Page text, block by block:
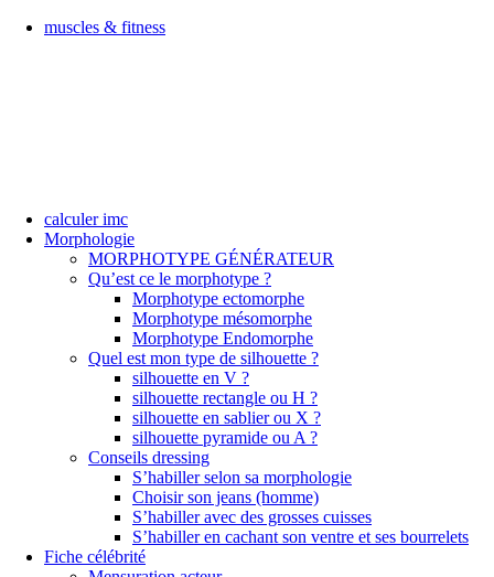
muscles & fitness
calculer imc
Morphologie
MORPHOTYPE GÉNÉRATEUR
Qu’est ce le morphotype ?
Morphotype ectomorphe
Morphotype mésomorphe
Morphotype Endomorphe
Quel est mon type de silhouette ?
silhouette en V ?
silhouette rectangle ou H ?
silhouette en sablier ou X ?
silhouette pyramide ou A ?
Conseils dressing
S’habiller selon sa morphologie
Choisir son jeans (homme)
S’habiller avec des grosses cuisses
S’habiller en cachant son ventre et ses bourrelets
Fiche célébrité